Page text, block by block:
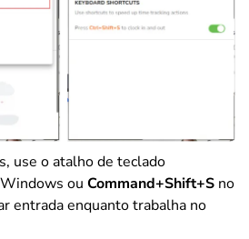
use o atalho de teclado
ou Command+Shift+S no
entrada enquanto trabalha no